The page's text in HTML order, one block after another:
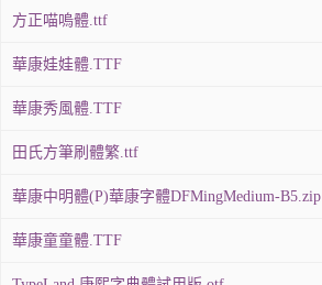
方正喵嗚體.ttf
華康娃娃體.TTF
華康秀風體.TTF
田氏方筆刷體繁.ttf
華康中明體(P)華康字體DFMingMedium-B5.zip
華康童童體.TTF